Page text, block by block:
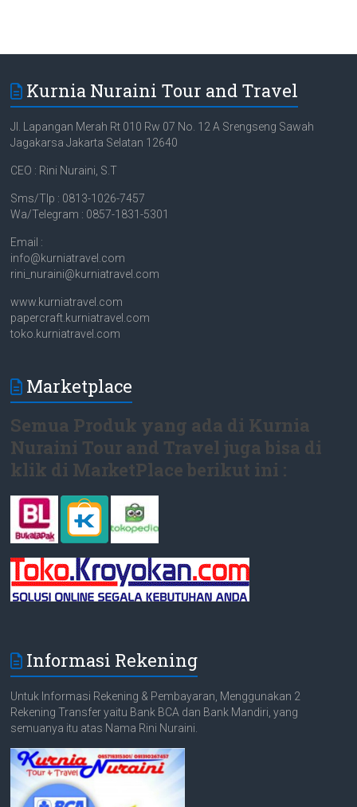
Kurnia Nuraini Tour and Travel
Jl. Lapangan Merah Rt 010 Rw 07 No. 12 A Srengseng Sawah
Jagakarsa Jakarta Selatan 12640
CEO : Rini Nuraini, S.T
Sms/Tlp : 0813-1026-7457
Wa/Telegram : 0857-1831-5301
Email :
info@kurniatravel.com
rini_nuraini@kurniatravel.com
www.kurniatravel.com
papercraft.kurniatravel.com
toko.kurniatravel.com
Marketplace
Semua Produk yang ada di Kurnia
Nuraini Tour and Travel juga bisa di
klik di MarketPlace berikut ini :
Informasi Rekening
Untuk Informasi Rekening & Pembayaran, Menggunakan 2
Rekening Transfer yaitu Bank BCA dan Bank Mandiri, yang
semuanya itu atas Nama Rini Nuraini.